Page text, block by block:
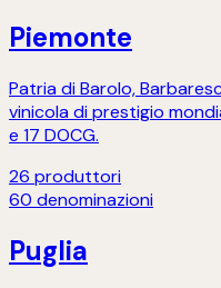
Piemonte
Patria di Barolo,
vinicola di prestigio
e 17 DOCG.
26 produttori
60 denominazioni
Puglia